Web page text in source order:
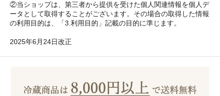
②当ショップは、第三者から提供を受けた個人関連情報を個人デ
ータとして取得することがございます。その場合の取得した情報
の利用目的は、「3.利用目的」記載の目的に準じます。
2025年6月24日改正